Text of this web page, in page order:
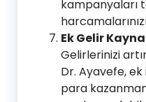
kampanyaları
Ek Gelir
Gelirlerinizi
Dr. Ayavefe,
para